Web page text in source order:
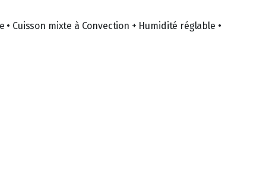
• Cuisson mixte à Convection + Humidité réglable •